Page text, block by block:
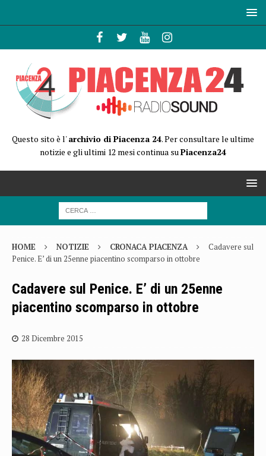
Questo sito è l'archivio di Piacenza 24. Per consultare le ultime
notizie e gli ultimi 12 mesi continua suPiacenza24
HOME NOTIZIE CRONACA PIACENZA
Cadavere sul
Penice. E’ di un 25enne piacentino scomparso in ottobre
Cadavere sul Penice. E’ di un 25enne
piacentino scomparso in ottobre
28 Dicembre 2015